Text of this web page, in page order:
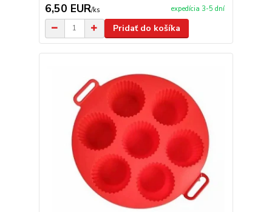
6,50 EUR/ks expedícia 3-5 dní
Pridať do košíka